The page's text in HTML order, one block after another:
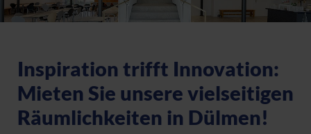
Inspiration trifft Innovation:
Mieten Sie unsere vielseitigen
Räumlichkeiten in Dülmen!